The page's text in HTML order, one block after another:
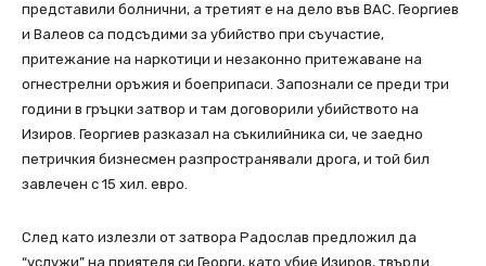
представили болнични, а третият е на дело във ВАС. Георгиев
и Валеов са подсъдими за убийство при съучастие,
притежание на наркотици и незаконно притежаване на
огнестрелни оръжия и боеприпаси. Запознали се преди три
години в гръцки затвор и там договорили убийството на
Изиров. Георгиев разказал на съкилийника си, че заедно
петричкия бизнесмен разпространявали дрога, и той бил
завлечен с 15 хил. евро.
След като излезли от затвора Радослав предложил да
“услужи” на приятеля си Георги, като убие Изиров, твърди